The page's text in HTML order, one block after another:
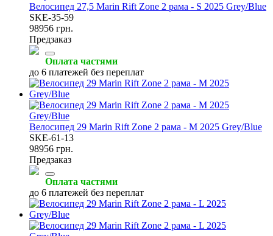
Велосипед 27,5 Marin Rift Zone 2 рама - S 2025 Grey/Blue
SKE-35-59
98956 грн.
Предзаказ
Оплата частями
до 6 платежей без переплат
Велосипед 29 Marin Rift Zone 2 рама - M 2025 Grey/Blue
SKE-61-13
98956 грн.
Предзаказ
Оплата частями
до 6 платежей без переплат